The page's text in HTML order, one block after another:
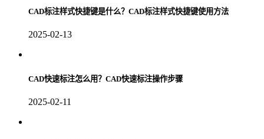
CAD标注样式快捷键是什么？CAD标注样式快捷键使用方法
2025-02-13
CAD快速标注怎么用？CAD快速标注操作步骤
2025-02-11